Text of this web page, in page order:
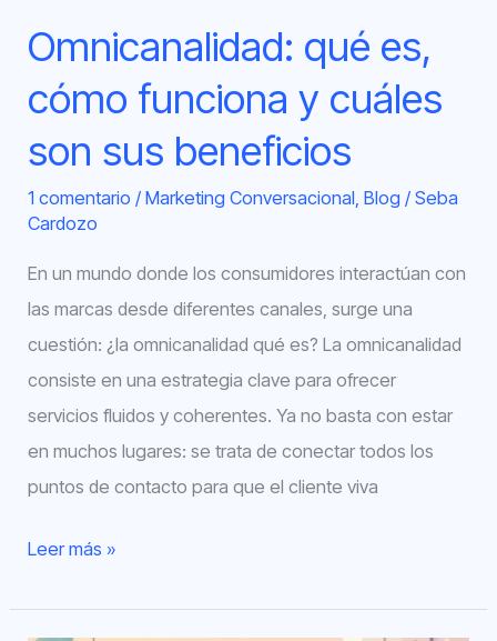
Omnicanalidad: qué es,
cómo funciona y cuáles
son sus beneficios
1 comentario /Marketing Conversacional,Blog /Seba
Cardozo
En un mundo donde los consumidores interactúan con
las marcas desde diferentes canales, surge una
cuestión: ¿la omnicanalidad qué es? La omnicanalidad
consiste en una estrategia clave para ofrecer
servicios fluidos y coherentes. Ya no basta con estar
en muchos lugares: se trata de conectar todos los
puntos de contacto para que el cliente viva
beneficios
Leer más »